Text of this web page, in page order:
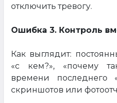
отключить тревогу.
Ошибка 3. Контроль
Как выглядит:
«с кем?», «почему
времени последнего
скриншотов или